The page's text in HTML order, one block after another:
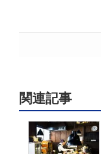
関連記事